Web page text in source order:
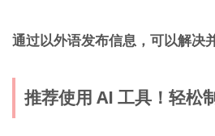
通过以外语发布信息，可以解决
推荐使用 AI 工具！轻松